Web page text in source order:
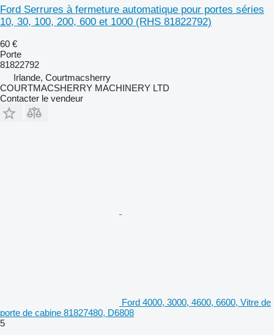
Ford Serrures à fermeture automatique pour portes séries
10, 30, 100, 200, 600 et 1000 (RHS 81822792)
60 €
Porte
81822792
Irlande, Courtmacsherry
COURTMACSHERRY MACHINERY LTD
Contacter le vendeur
Ford 4000, 3000, 4600, 6600, Vitre de
porte de cabine 81827480, D6808
5